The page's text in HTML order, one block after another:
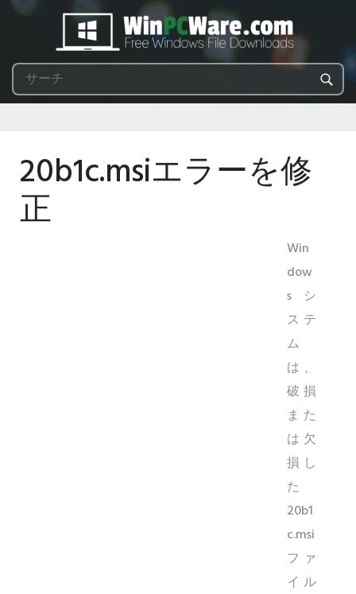
20b1c.msiエラーを修
正
Win
dow
sシ
ステ
ム
は、
破損
また
は欠
損し
た
20b1
c.msi
ファ
イル